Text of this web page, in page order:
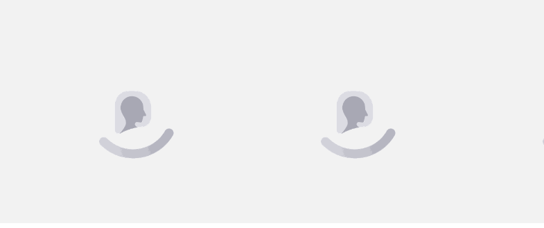
A AB Uniformes acredita que profissionais vestidos com o uniforme
imagem, confiabilidade, postura, organização, segurança e higiene
uniforme bonito e confortável motiva o profissional e ajuda na